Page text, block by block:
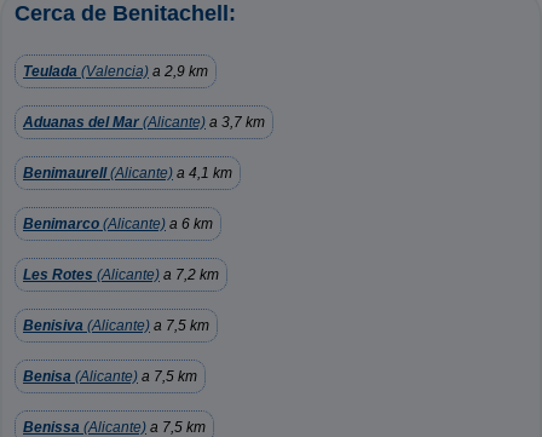
Cerca de Benitachell:
Teulada (Valencia) a 2,9 km
Aduanas del Mar (Alicante) a 3,7 km
Benimaurell(Alicante) a 4,1 km
Benimarco (Alicante) a 6 km
Les Rotes (Alicante) a 7,2 km
Benisiva (Alicante) a 7,5 km
Benisa (Alicante) a 7,5 km
Benissa (Alicante) a 7,5 km